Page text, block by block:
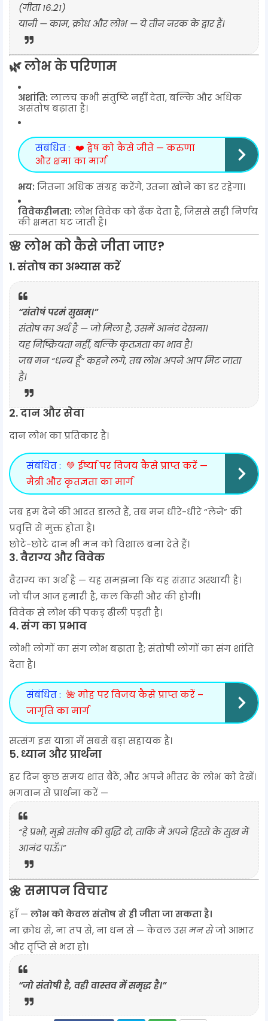
(गीता 16.21)
यानी — काम, क्रोध और लोभ — ये तीन नरक के द्वार हैं।
🌿लोभ के परिणाम
अशांति: लालच कभी संतुष्टि नहीं देता, बल्कि और अधिक
असंतोष बढ़ाता है।
संबंधित : ❤️ द्वेष को कैसे जीते — करुणा
और क्षमा का मार्ग
भय: जितना अधिक संग्रह करेंगे, उतना खोने का डर रहेगा।
विवेकहीनता: लोभ विवेक को ढँक देता है, जिससे सही निर्णय
की क्षमता घट जाती है।
🌸 लोभ को कैसे जीता जाए?
1.संतोष का अभ्यास करें
“संतोषं परमं सुखम्।”
संतोष का अर्थ है — जो मिला है, उसमें आनंद देखना।
यह निष्क्रियता नहीं, बल्किकृतज्ञता का भावहै।
जब मन “धन्य हूँ” कहने लगे, तब लोभ अपने आप मिट जाता
है।
2.दान और सेवा
दान लोभ का प्रतिकार है।
संबंधित : 💚 ईर्ष्या पर विजय कैसे प्राप्त करें —
मैत्री और कृतज्ञता का मार्ग
जब हम देने की आदत डालते हैं, तब मन धीरे-धीरे “लेने” की
प्रवृत्ति से मुक्त होता है।
छोटे-छोटे दान भी मन को विशाल बना देते हैं।
3.वैराग्य और विवेक
वैराग्य का अर्थ है — यह समझना कि यह संसार अस्थायी है।
जो चीज़ आज हमारी है, कल किसी और की होगी।
विवेक से लोभ की पकड़ ढीली पड़ती है।
4.संग का प्रभाव
लोभी लोगों का संग लोभ बढ़ाता है; संतोषी लोगों का संग शांति
देता है।
संबंधित : 🌺 मोह पर विजय कैसे प्राप्त करें –
जागृति का मार्ग
सत्संग इस यात्रा में सबसे बड़ा सहायक है।
5. ध्यान और प्रार्थना
हर दिन कुछ समय शांत बैठें, और अपने भीतर के लोभ को देखें।
भगवान से प्रार्थना करें —
“हे प्रभो, मुझे संतोष की बुद्धि दो, ताकि मैं अपने हिस्से के सुख में
आनंद पाऊँ।”
🌼 समापन विचार
हाँ — लोभ को केवल संतोष से ही जीता जा सकता है।
ना क्रोध से, ना तप से, ना धन से — केवल उसमन सेजो आभार
और तृप्ति से भरा हो।
“जो संतोषी है, वही वास्तव में समृद्ध है।”